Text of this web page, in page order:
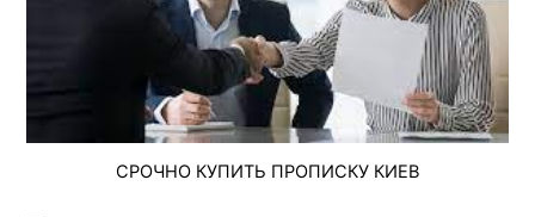
СРОЧНО КУПИТЬ ПРОПИСКУ КИЕВ